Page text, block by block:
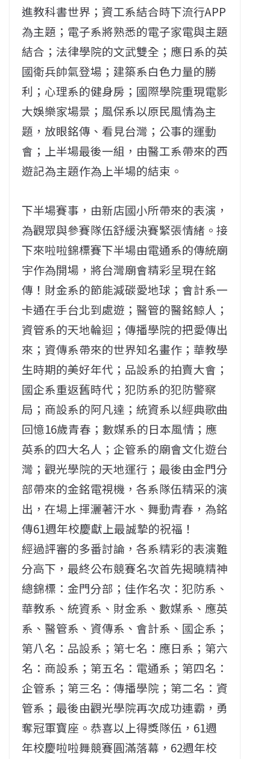
進教科書世界；資工系結合時下流行APP
為主題；電子系將熟悉的電子家電與主題
結合；法律學院的文武雙全；應日系的英
國衛兵帥氣登場；建築系白色力量的勝
利；心理系的健身房；國際學院重現電影
大娛樂家場景；風保系以原民風情為主
題，放眼銘傳、看見台灣；公事的運動
會；上半場最後一組，由醫工系帶來的西
遊記為主題作為上半場的結束。
下半場賽事，由新店國小所帶來的表演，
為觀眾與參賽隊伍舒緩決賽緊張情緒。接
下來啦啦錦標賽下半場由電通系的傳統廟
宇作為開場，將台灣廟會精彩呈現在銘
傳！財金系的節能減碳愛地球；會計系一
卡通在手台北到處遊；醫管的醫銘鯨人；
資管系的天地輪迴；傳播學院的把愛傳出
來；資傳系帶來的世界知名畫作；華教學
生時期的美好年代；品設系的拍賣大會；
國企系重返舊時代；犯防系的犯防警察
局；商設系的阿凡達；統資系以經典歌曲
回憶16歲青春；數媒系的日本風情；應
英系的四大名人；企管系的廟會文化遊台
灣；觀光學院的天地運行；最後由金門分
部帶來的金銘電視機，各系隊伍精采的演
出，在場上揮灑著汗水、舞動青春，為銘
傳61週年校慶獻上最誠摯的祝福！
經過評審的多番討論，各系精彩的表演難
分高下，最終公布競賽名次首先揭曉精神
總錦標：金門分部；佳作名次：犯防系、
華教系、統資系、財金系、數媒系、應英
系、醫管系、資傳系、會計系、國企系；
第八名：品設系；第七名：應日系；第六
名：商設系；第五名：電通系；第四名：
企管系；第三名：傳播學院；第二名：資
管系；最後由觀光學院再次成功連霸，勇
奪冠軍寶座。恭喜以上得獎隊伍，61週
年校慶啦啦舞競賽圓滿落幕，62週年校